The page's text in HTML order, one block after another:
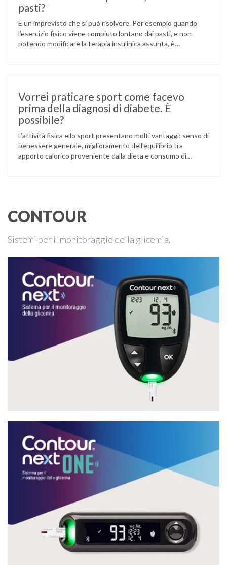
pasti?
È un imprevisto che si può risolvere. Per esempio quando
l’esercizio fisico viene compiuto lontano dai pasti, e non
potendo modificare la terapia insulinica assunta, è
Vorrei praticare sport come facevo
prima della diagnosi di diabete. È
possibile?
L’attività fisica e lo sport presentano molti vantaggi: senso di
benessere generale, miglioramento dell’equilibrio tra
apporto calorico proveniente dalla dieta e consumo di
CONTOUR
Sistemi per il monitoraggio della glicemia.